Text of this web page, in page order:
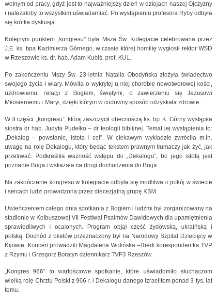
wolnym od pracy, gdyż jest to najważniejszy dzień w dziejach naszej Ojczyzny
i należałoby to wszystkim uświadamiać. Po wystąpieniu profesora Ryby odbyła
się krótka dyskusja.
Kolejnym punktem „kongresu” była Msza Św. Kolegiacie celebrowana przez
J.E. ks. bpa Kazimierza Górnego, w czasie której homilię wygłosił rektor WSD
w Rzeszowie ks. dr. hab. Adam Kubiś, prof. KUL.
Po zakończeniu Mszy Św. 23-letnia Natalia Obodyńska złożyła świadectwo
swojego życia i wiary. Mówiła o wykrytej u niej chorobie nowotworowej kości,
uzdrowieniu, relacji z Bogiem, świętymi, o zawierzeniu się Jezusowi
Miłosiernemu i Maryi, dzięki którym w cudowny sposób odzyskała zdrowie.
W II części „kongresu”, którą zaszczycił obecnością ks. bp K. Górny wystąpiła
siostra dr hab. Judyta Pudełko – dr teologii biblijnej. Temat jej wystąpienia to:
„Dekalog – powstanie, istota i cel”. W ciekawym wykładzie zwróciła m.in.
uwagę na rolę Dekalogu, który będąc tekstem prawnym tłumaczy jak żyć, jak
przetrwać. Podkreśliła ważność wstępu do „Dekalogu”, bo jego istotą jest
poznanie Boga i wskazała na drogi dochodzenia do Boga.
Na zakończenie kongresu w kolegiacie odbyła się modlitwa o pokój w świecie
i sercach ludzi prowadzona przez diecezjalną grupę KSM.
Uwieńczeniem całego dnia spotkania z Bogiem i ludźmi był zorganizowany na
stadionie w Kolbuszowej VII Festiwal Psalmów Dawidowych dla upamiętnienia
sprawiedliwych i ocalonych. Program objął część żydowską, ukraińską i
polską. Dochód z biletów przeznaczony był na Narodowy Szpital Dziecięcy w
Kijowie. Koncert prowadzili Magdalena Wolińska –Riedi korespondentka TVP
z Rzymu i Grzegorz Boratyn dziennikarz TVP3 Rzeszów.
„Kongres 966” to wartościowe spotkanie, które uświadomiło słuchaczom
wielką rolę Chrztu Polski z 966 r. i Dekalogu danego Izraelitom ponad 3 tys. lat
temu.